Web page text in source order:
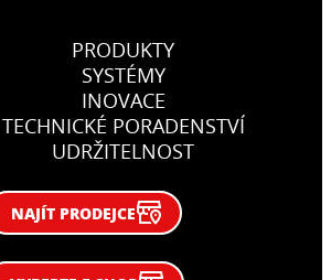
PRODUKTY
SYSTÉMY
INOVACE
TECHNICKÉ PORADENSTVÍ
UDRŽITELNOST
NAJÍT PRODEJCE